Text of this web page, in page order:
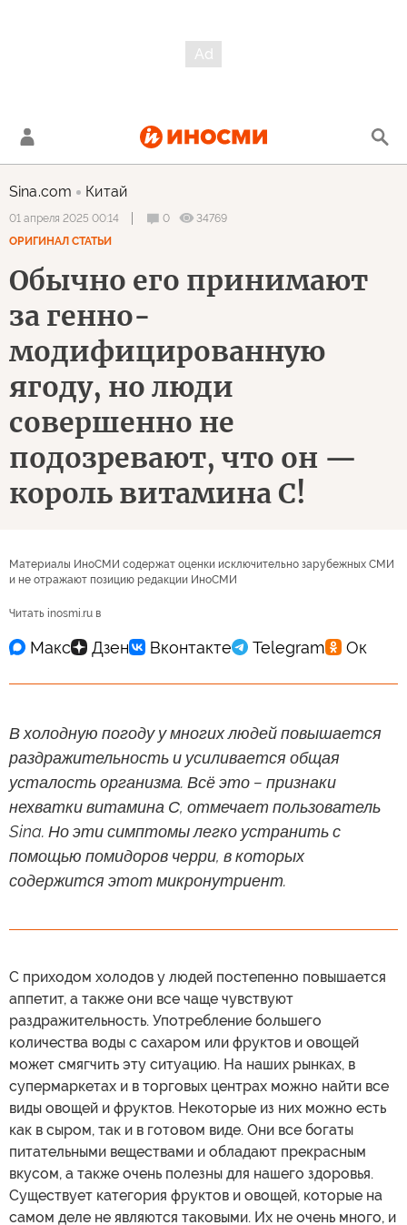
Sina.com Китай
01 апреля 2025 00:14 0
34769
ОРИГИНАЛ СТАТЬИ
Обычно его принимают
за генно-
модифицированную
ягоду, но люди
совершенно не
подозревают, что он —
король витамина С!
Материалы ИноСМИ содержат оценки исключительно зарубежных СМИ
и не отражают позицию редакции ИноСМИ
Читать inosmi.ru в
В холодную погоду у многих людей повышается
раздражительность и усиливается общая
усталость организма. Всё это – признаки
нехватки витамина С, отмечает пользователь
Sina. Но эти симптомы легко устранить с
помощью помидоров черри, в которых
содержится этот микронутриент.
С приходом холодов у людей постепенно повышается
аппетит, а также они все чаще чувствуют
раздражительность. Употребление большего
количества воды с сахаром или фруктов и овощей
может смягчить эту ситуацию. На наших рынках, в
супермаркетах и в торговых центрах можно найти все
виды овощей и фруктов. Некоторые из них можно есть
как в сыром, так и в готовом виде. Они все богаты
питательными веществами и обладают прекрасным
вкусом, а также очень полезны для нашего здоровья.
Существует категория фруктов и овощей, которые на
самом деле не являются таковыми. Их не очень много, и